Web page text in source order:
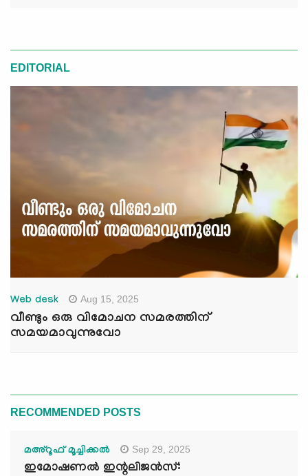
EDITORIAL
Web desk Aug 15, 2025
വീണ്ടും ഒരു വിമോചന സമരത്തിന്
സമയമാവുന്നുവോ
RECOMMENDED POSTS
മഅ്റൂഫ് മൂച്ചിക്കല്‍ Sep 29, 2025
ഇമോഷണൽ ഇന്റലിജൻസ്: